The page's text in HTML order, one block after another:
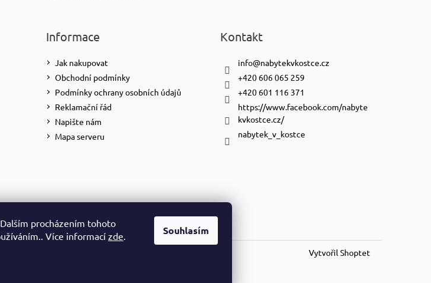
procházením tohoto
Více informací zde. Souhlasím
Informace
Jak nakupovat
Obchodní podmínky
Podmínky ochrany osobních údajů
Reklamační řád
Napište nám
Mapa serveru
Kontakt
info@nabytekvkostce.cz
+420 606 065 259
+420 601 116 371
https://www.facebook.com/nabyte
kvkostce.cz/
nabytek_v_kostce
Vytvořil Shoptet